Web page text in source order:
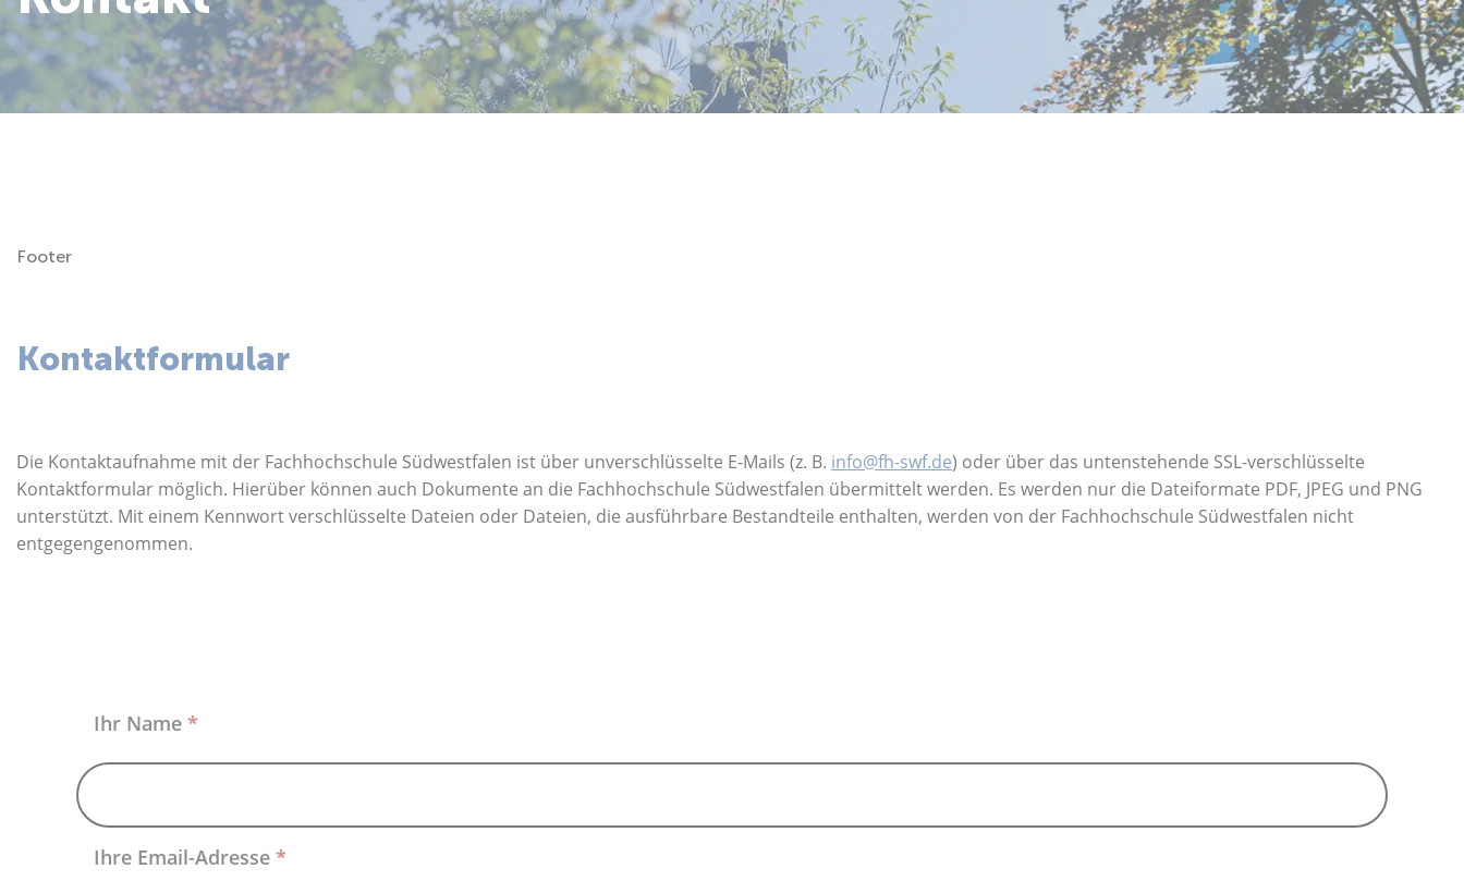
Über uns
Footer
Kontaktformular
Die Kontaktaufnahme mit der Fachhochschule Südwestfalen ist über unverschlüsselte E-Mails (z. B. info@fh-swf.de) oder über das untenstehende SSL-verschlüsselte
Kontaktformular möglich. Hierüber können auch Dokumente an die Fachhochschule Südwestfalen übermittelt werden. Es werden nur die Dateiformate PDF, JPEG und PNG
unterstützt. Mit einem Kennwort verschlüsselte Dateien oder Dateien, die ausführbare Bestandteile enthalten, werden von der Fachhochschule Südwestfalen nicht
entgegengenommen.